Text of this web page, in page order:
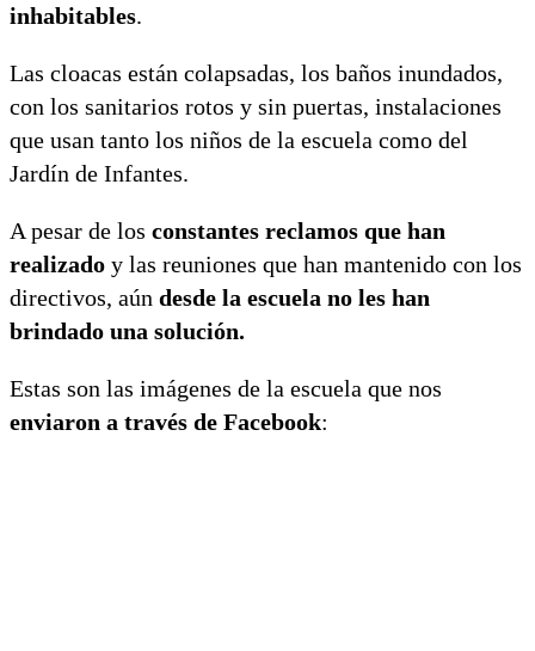
inhabitables.
Las cloacas están colapsadas, los baños inundados,
con los sanitarios rotos y sin puertas, instalaciones
que usan tanto los niños de la escuela como del
Jardín de Infantes.
A pesar de los constantes reclamos que han
realizado y las reuniones que han mantenido con los
directivos, aún desde la escuela no les han
brindado una solución.
Estas son las imágenes de la escuela que nos
enviaron a través de Facebook: